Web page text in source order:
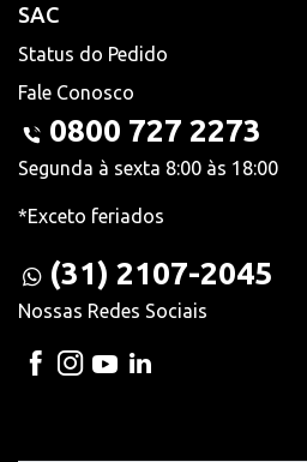
SAC
Status do Pedido
Fale Conosco
0800 727 2273
Segunda à sexta 8:00 às 18:00
*Exceto feriados
(31) 2107-2045
Nossas Redes Sociais